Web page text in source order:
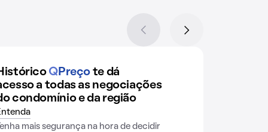
QPreço te dá
a todas as negociações
condomínio e da região
Tenha mais segurança na hora de decidir